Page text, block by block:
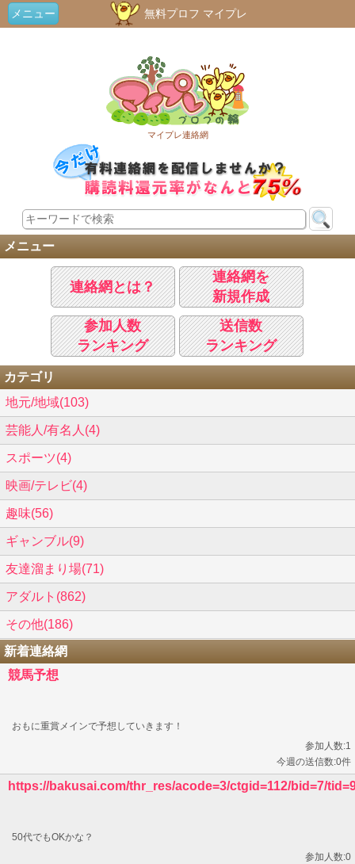
メニュー 無料プロフ マイプレ
マイプレ連絡網
メニュー
連絡網とは？
連絡網を
新規作成
参加人数
ランキング
送信数
ランキング
カテゴリ
地元/地域(103)
芸能人/有名人(4)
スポーツ(4)
映画/テレビ(4)
趣味(56)
ギャンブル(9)
友達溜まり場(71)
アダルト(862)
その他(186)
新着連絡網
競馬予想
おもに重賞メインで予想していきます！
参加人数:1
今週の送信数:0件
https://bakusai.com/thr_res/acode=3/ctgid=112/bid=7/
50代でもOKかな？
参加人数:0